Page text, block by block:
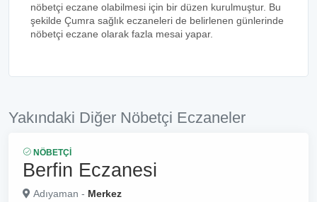
nöbetçi eczane olabilmesi için bir düzen kurulmuştur. Bu
şekilde Çumra sağlık eczaneleri de belirlenen günlerinde
nöbetçi eczane olarak fazla mesai yapar.
Yakındaki Diğer Nöbetçi Eczaneler
NÖBETÇI
Berfin Eczanesi
Adıyaman - Merkez